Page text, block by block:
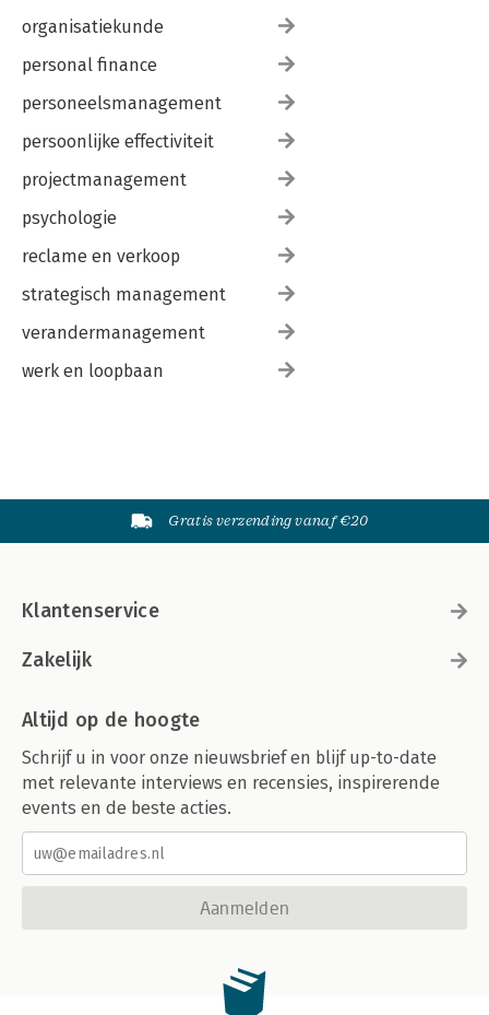
organisatiekunde
personal finance
personeelsmanagement
persoonlijke effectiviteit
projectmanagement
psychologie
reclame en verkoop
strategisch management
verandermanagement
werk en loopbaan
Gratis verzending vanaf €20
Klantenservice
Zakelijk
Altijd op de hoogte
Schrijf u in voor onze nieuwsbrief en blijf up-to-date
met relevante interviews en recensies, inspirerende
events en de beste acties.
Aanmelden